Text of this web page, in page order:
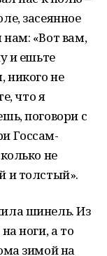
засеянное
«Вот вам,
и ешьте
никого не
что я
поговори с
Госсам-
не
и толстый».
шинель. Из
ноги, а то
зимой на